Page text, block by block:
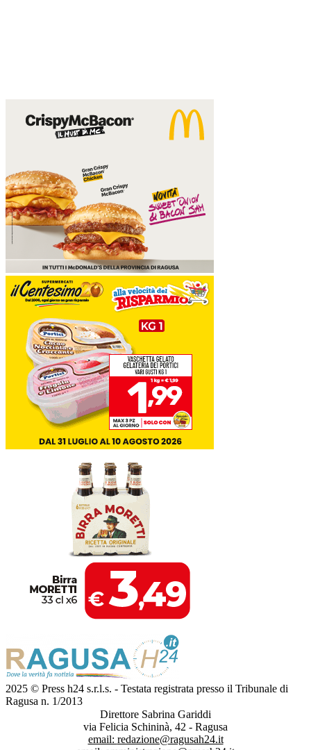
2025 © Press h24 s.r.l.s. - Testata registrata presso il Tribunale di
Ragusa n. 1/2013
Direttore Sabrina Gariddi
via Felicia Schininà, 42 - Ragusa
email: redazione@ragusah24.it